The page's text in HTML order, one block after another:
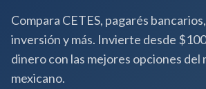
Compara CETES, pagarés
inversión y más. Invierte desde
dinero con las mejores opciones del
mexicano.